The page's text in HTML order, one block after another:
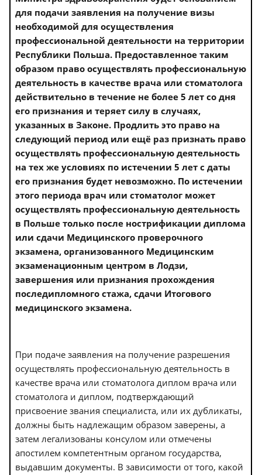
для подачи заявления на получение визы
необходимой для осуществления
профессиональной деятельности на территории
Республики Польша. Предоставленное таким
образом право осуществлять профессиональную
деятельность в качестве врача или стоматолога
действительно в течение не более 5 лет со дня
его признания и теряет силу в случаях,
указанных в Законе. Продлить это право на
следующий период или ещё раз признать право
осуществлять профессиональную деятельность
на тех же условиях по истечении 5 лет с даты
его признания будет невозможно. По истечении
этого периода врач или стоматолог может
осуществлять профессиональную деятельность
в Польше только после нострификации диплома
или сдачи Медицинского проверочного
экзамена, организованного Медицинским
экзаменационным центром в Лодзи,
завершения или признания прохождения
последипломного стажа, сдачи Итогового
медицинского экзамена.
При подаче заявления на получение разрешения
осуществлять профессиональную деятельность в
качестве врача или стоматолога диплом врача или
стоматолога и диплом, подтверждающий
присвоение звания специалиста, или их дубликаты,
должны быть надлежащим образом заверены, а
затем легализованы консулом или отмечены
апостилем компетентным органом государства,
выдавшим документы. В зависимости от того, какой